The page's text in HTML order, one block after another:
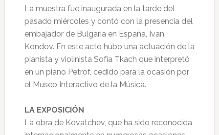
La muestra fue inaugurada en la tarde del
pasado miércoles y contó con la presencia del
embajador de Bulgaria en España, Ivan
Kondov. En este acto hubo una actuación de la
pianista y violinista Sofía Tkach que interpretó
en un piano Petrof, cedido para la ocasión por
el Museo Interactivo de la Música.
LA EXPOSICIÓN
La obra de Kovatchev, que ha sido reconocida